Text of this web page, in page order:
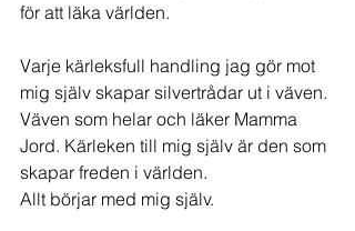
för att läka världen.
Varje kärleksfull handling jag gör mot
mig själv skapar silvertrådar ut i väven.
Väven som helar och läker Mamma
Jord. Kärleken till mig själv är den som
skapar freden i världen.
Allt börjar med mig själv.